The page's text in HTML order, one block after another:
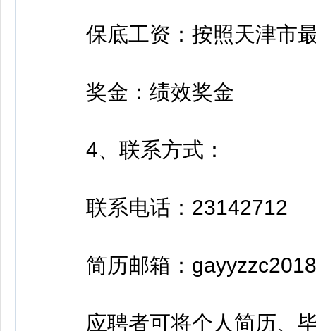
保底工资：按照天津市
奖金：绩效奖金
4、联系方式：
联系电话：23142712
简历邮箱：
应聘者可将个人简历、毕